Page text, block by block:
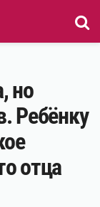
но
Ребёнку
отца